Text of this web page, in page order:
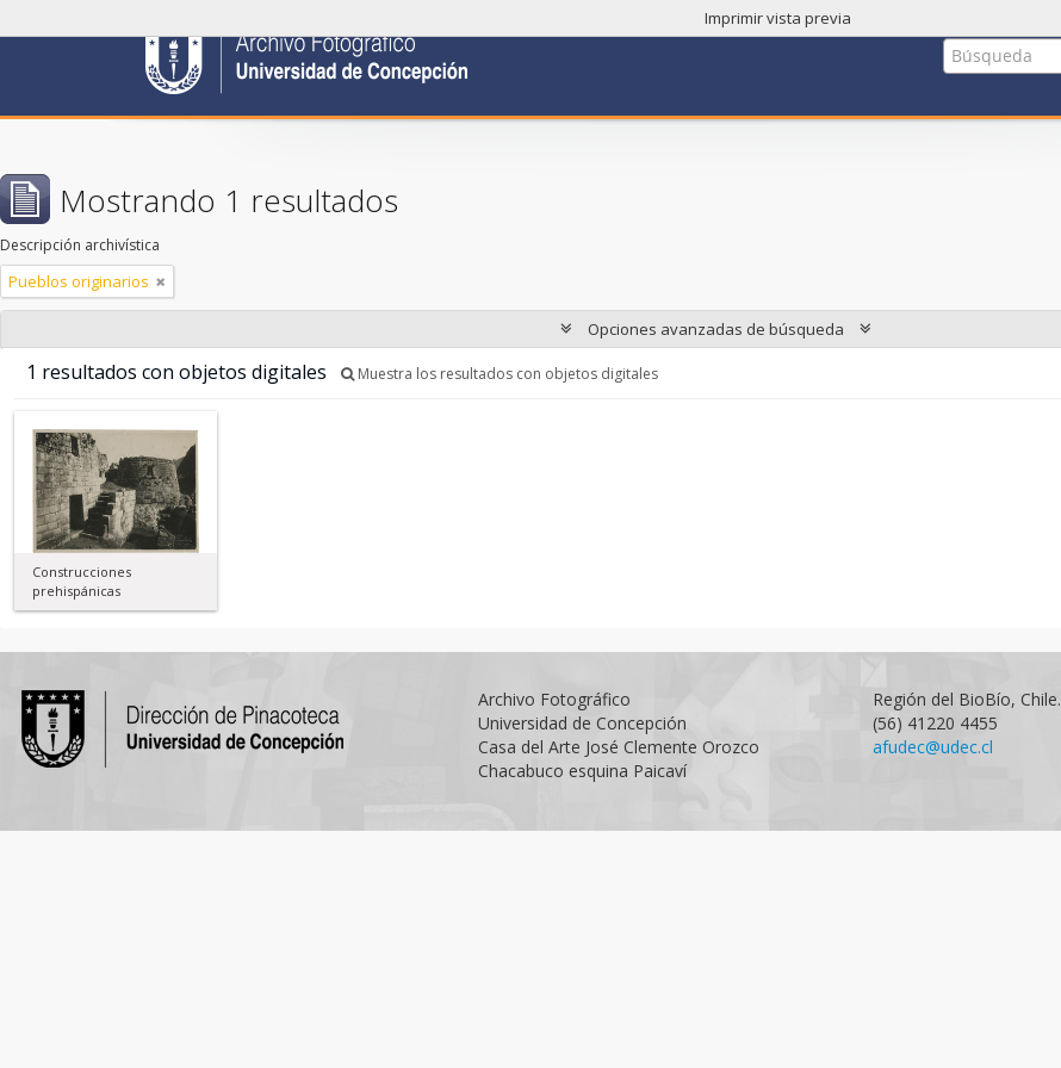
Imprimir vista previa
Mostrando 1 resultados
Descripción archivística
Pueblos originarios
Opciones avanzadas de búsqueda
1 resultados con objetos digitales Muestra los resultados con objetos digitales
Construcciones
prehispánicas
Archivo Fotográfico
Universidad de Concepción
Casa del Arte José Clemente Orozco
Chacabuco esquina Paicaví
Región del BioBío, Chile.
(56) 41220 4455
afudec@udec.cl